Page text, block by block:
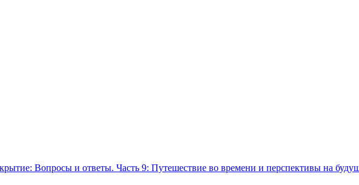
Вопросы и ответы. Часть 9: Путешествие во времени и перспективы на